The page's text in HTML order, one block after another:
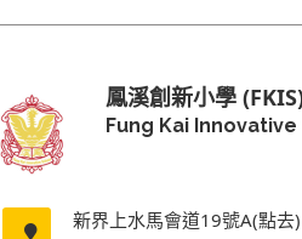
鳳溪創新小學
Fung Kai
新界上水馬會道19號A(點去)